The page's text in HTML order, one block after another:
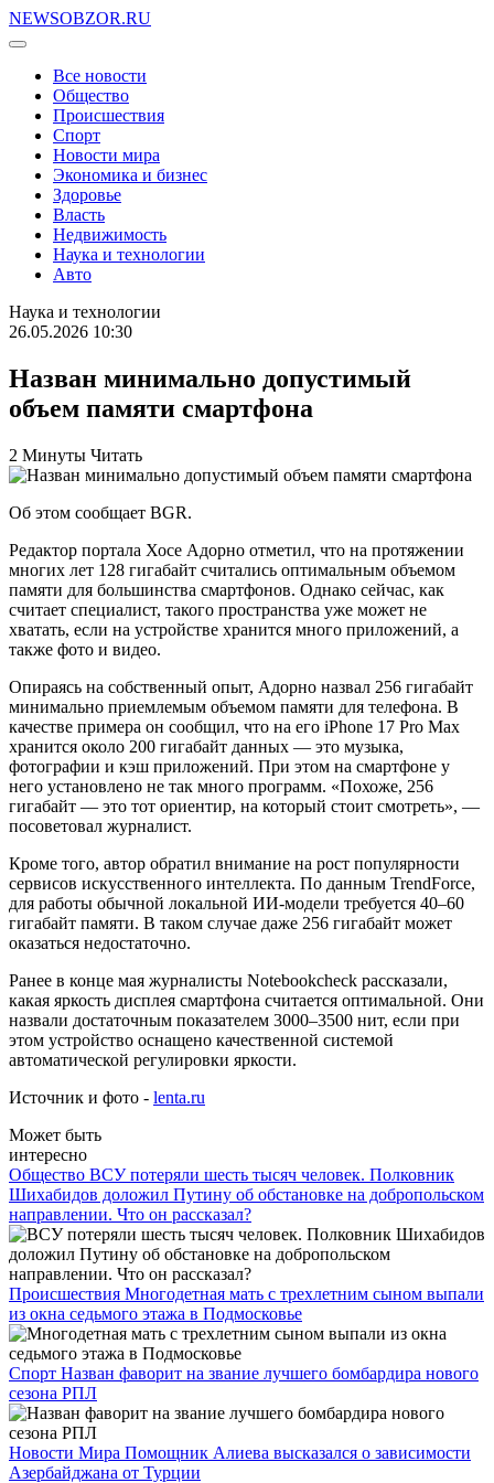
NEWSOBZOR.RU
Все новости
Общество
Происшествия
Спорт
Новости мира
Экономика и бизнес
Здоровье
Власть
Недвижимость
Наука и технологии
Авто
Наука и технологии
26.05.2026 10:30
Назван минимально допустимый
объем памяти смартфона
2 Минуты Читать
Об этом сообщает BGR.
Редактор портала Хосе Адорно отметил, что на протяжении
многих лет 128 гигабайт считались оптимальным объемом
памяти для большинства смартфонов. Однако сейчас, как
считает специалист, такого пространства уже может не
хватать, если на устройстве хранится много приложений, а
также фото и видео.
Опираясь на собственный опыт, Адорно назвал 256 гигабайт
минимально приемлемым объемом памяти для телефона. В
качестве примера он сообщил, что на его iPhone 17 Pro Max
хранится около 200 гигабайт данных — это музыка,
фотографии и кэш приложений. При этом на смартфоне у
него установлено не так много программ. «Похоже, 256
гигабайт — это тот ориентир, на который стоит смотреть», —
посоветовал журналист.
Кроме того, автор обратил внимание на рост популярности
сервисов искусственного интеллекта. По данным TrendForce,
для работы обычной локальной ИИ-модели требуется 40–60
гигабайт памяти. В таком случае даже 256 гигабайт может
оказаться недостаточно.
Ранее в конце мая журналисты Notebookcheck рассказали,
какая яркость дисплея смартфона считается оптимальной. Они
назвали достаточным показателем 3000–3500 нит, если при
этом устройство оснащено качественной системой
автоматической регулировки яркости.
Источник и фото - lenta.ru
Может быть
интересно
Общество ВСУ потеряли шесть тысяч человек. Полковник
Шихабидов доложил Путину об обстановке на добропольском
направлении. Что он рассказал?
Происшествия Многодетная мать с трехлетним сыном выпали
из окна седьмого этажа в Подмосковье
Спорт Назван фаворит на звание лучшего бомбардира нового
сезона РПЛ
Новости Мира Помощник Алиева высказался о зависимости
Азербайджана от Турции